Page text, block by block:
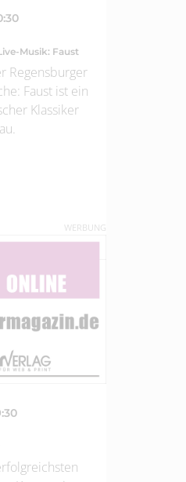
Musik: Faust
Regensburger
Faust ist ein
Klassiker
WERBUNG